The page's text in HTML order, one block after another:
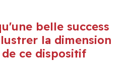
belle success
la dimension
ce dispositif